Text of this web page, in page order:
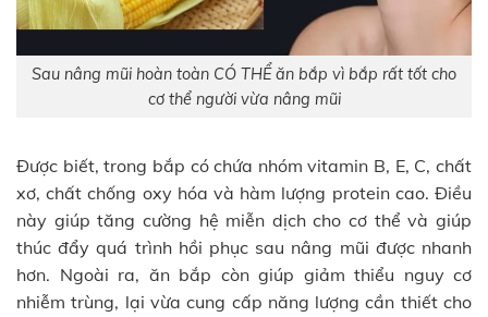
Sau nâng mũi hoàn toàn CÓ THỂ ăn bắp vì bắp rất tốt cho
cơ thể người vừa nâng mũi
Được biết, trong bắp có chứa nhóm vitamin B, E, C, chất
xơ, chất chống oxy hóa và hàm lượng protein cao. Điều
này giúp tăng cường hệ miễn dịch cho cơ thể và giúp
thúc đẩy quá trình hồi phục sau nâng mũi được nhanh
hơn. Ngoài ra, ăn bắp còn giúp giảm thiểu nguy cơ
nhiễm trùng, lại vừa cung cấp năng lượng cần thiết cho